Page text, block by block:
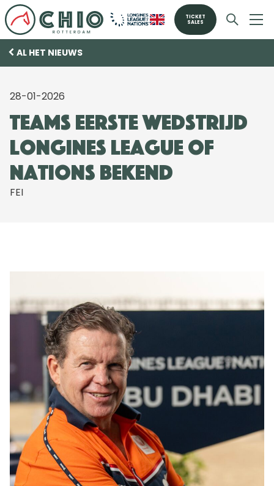
TICKET
SALES
AL HET NIEUWS
28-01-2026
Teams eerste wedstrijd
Longines League of
Nations bekend
FEI